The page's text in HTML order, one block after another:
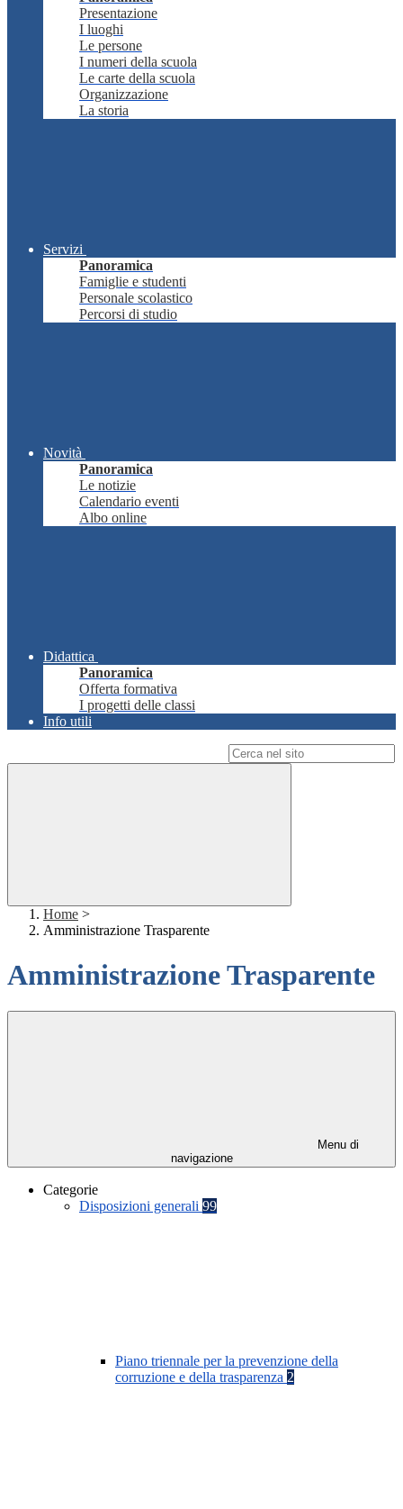
Presentazione
I luoghi
Le persone
I numeri della scuola
Le carte della scuola
Organizzazione
La storia
Servizi
Panoramica
Famiglie e studenti
Personale scolastico
Percorsi di studio
Novità
Panoramica
Le notizie
Calendario eventi
Albo online
Didattica
Panoramica
Offerta formativa
I progetti delle classi
Info utili
Home >
Amministrazione Trasparente
Amministrazione Trasparente
Menu di
navigazione
Categorie
Disposizioni generali 99
Piano triennale per la prevenzione della
corruzione e della trasparenza 2